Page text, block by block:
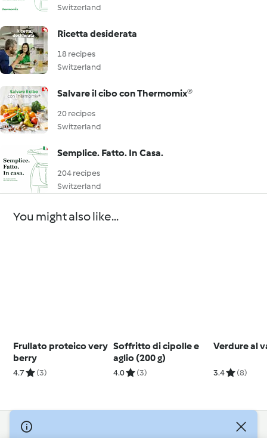
Switzerland
Ricetta desiderata
18 recipes
Switzerland
Salvare il cibo con Thermomix®
20 recipes
Switzerland
Semplice. Fatto. In Casa.
204 recipes
Switzerland
You might also like...
Frullato proteico very
berry
4.7 (3)
Soffritto di cipolle e
aglio (200 g)
4.0 (3)
Verdure al
3.4 (8)
© Copyright 2026